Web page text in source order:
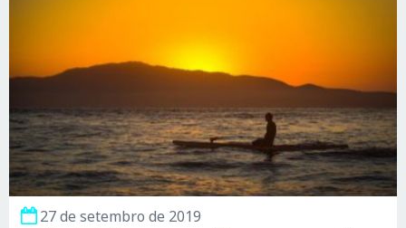
27 de setembro de 2019